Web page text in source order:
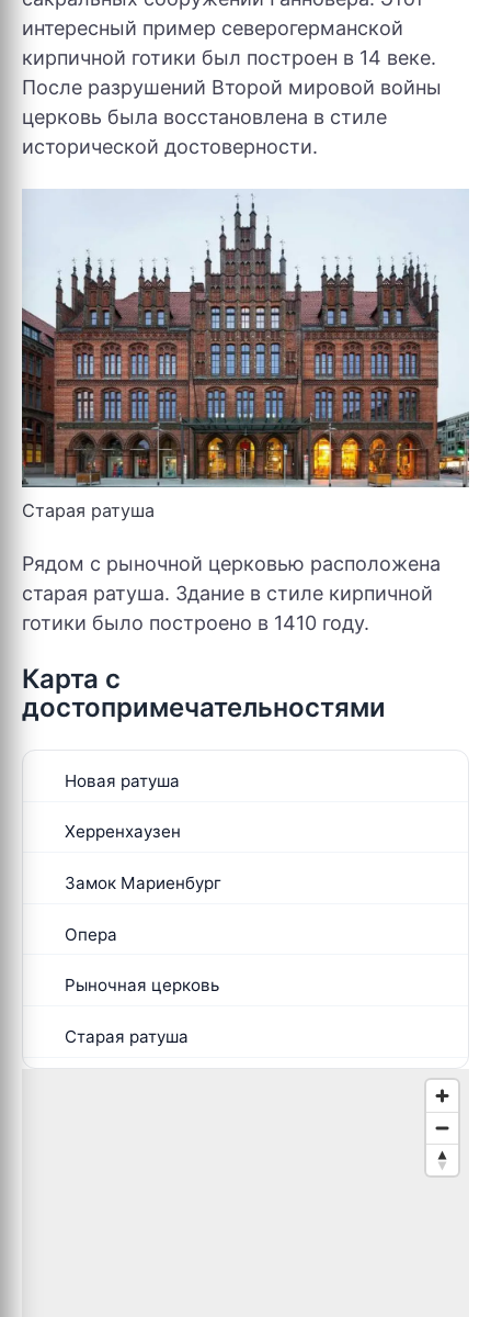
интересный пример северогерманской
кирпичной готики был построен в 14 веке.
После разрушений Второй мировой войны
церковь была восстановлена в стиле
исторической достоверности.
Старая ратуша
Рядом с рыночной церковью расположена
старая ратуша. Здание в стиле кирпичной
готики было построено в 1410 году.
Карта с
достопримечательностями
Новая ратуша
Херренхаузен
Замок Мариенбург
Опера
Рыночная церковь
Старая ратуша